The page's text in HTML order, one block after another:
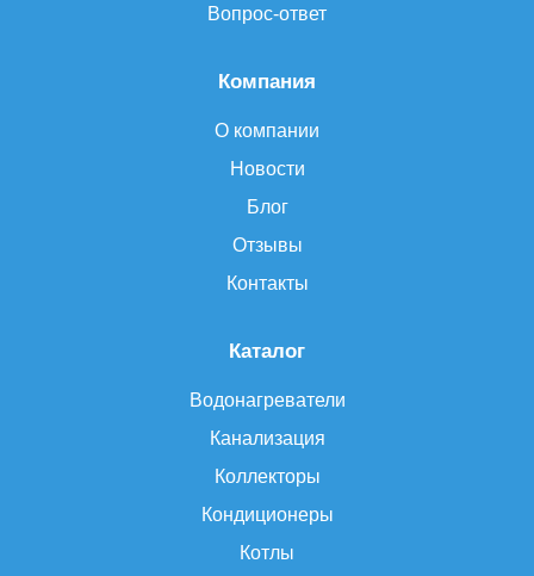
Каталог
Водонагреватели
Канализация
Коллекторы
Кондиционеры
Котлы
Компания
О компании
Новости
Блог
Отзывы
Контакты
Вопрос-ответ